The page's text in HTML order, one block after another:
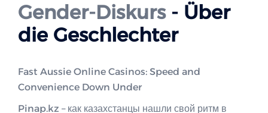
Gender-Diskurs- Über
die Geschlechter
Fast Aussie Online Casinos: Speed and
Convenience Down Under
Pinap.kz – как казахстанцы нашли свой ритм в